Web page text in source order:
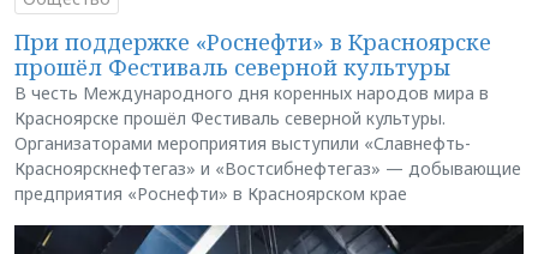
При поддержке «Роснефти» в Красноярске
прошёл Фестиваль северной культуры
В честь Международного дня коренных народов мира в
Красноярске прошёл Фестиваль северной культуры.
Организаторами мероприятия выступили «Славнефть-
Красноярскнефтегаз» и «Востсибнефтегаз» — добывающие
предприятия «Роснефти» в Красноярском крае